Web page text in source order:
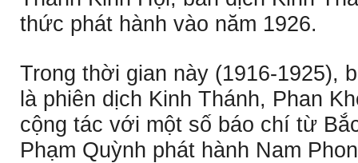
thức phát hành vào năm 1926.
Trong thời gian này (1916-1925),
là phiên dịch Kinh Thánh, Phan
cộng tác với một số báo chí từ
Phạm Quỳnh phát hành Nam